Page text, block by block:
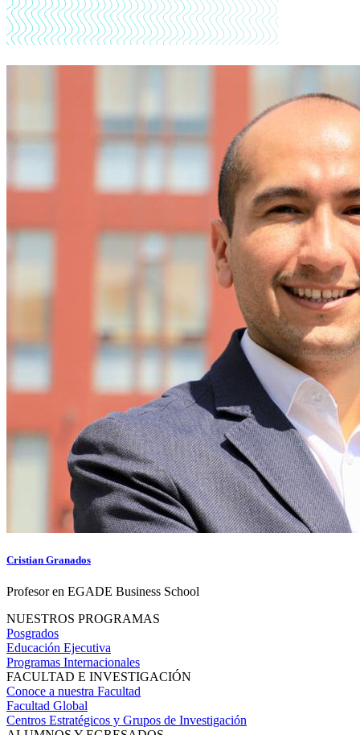
Cristian Granados
Profesor en EGADE Business School
NUESTROS PROGRAMAS
Posgrados
Educación Ejecutiva
Programas Internacionales
FACULTAD E INVESTIGACIÓN
Conoce a nuestra Facultad
Facultad Global
Centros Estratégicos y Grupos de Investigación